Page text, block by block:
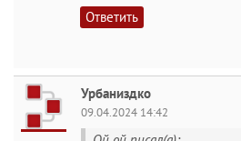
Ответить
Урбаниздко
09.04.2024 14:42